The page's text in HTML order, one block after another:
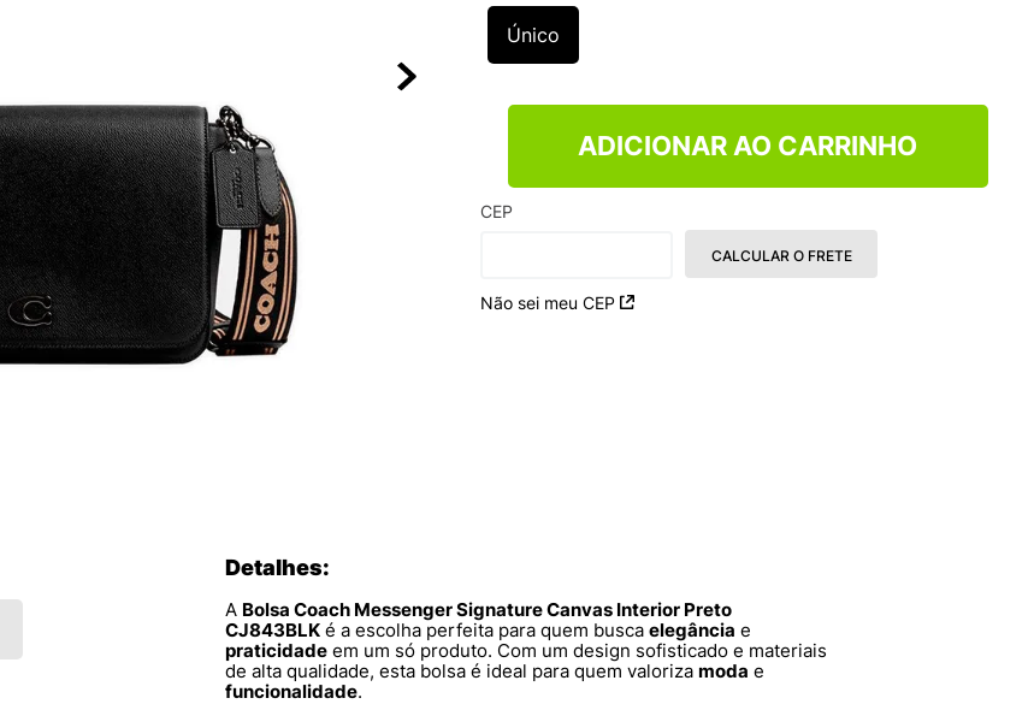
Único
ADICIONAR AO CARRINHO
CEP
Não sei meu CEP
CALCULAR O FRETE
Detalhes:
A Bolsa Coach Messenger Signature Canvas Interior Preto
CJ843BLK é a escolha perfeita para quem busca elegância e
praticidade em um só produto. Com um design sofisticado e materiais
de alta qualidade, esta bolsa é ideal para quem valoriza moda e
funcionalidade.
VEJA COUNTRY